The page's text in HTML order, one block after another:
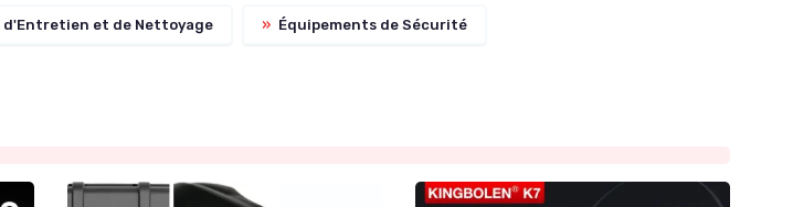
d'Entretien et de Nettoyage » Équipements de Sécurité